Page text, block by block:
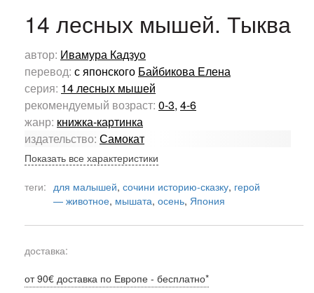
14 лесных мышей. Тыква
автор: Ивамура Кадзуо
перевод: с японского Байбикова Елена
серия: 14 лесных мышей
рекомендуемый возраст: 0-3, 4-6
жанр: книжка-картинка
издательство: Самокат
Показать все характеристики
теги: для малышей, сочини историю-сказку, герой
— животное, мышата, осень, Япония
доставка:
от 90€ доставка по Европе - бесплатно*